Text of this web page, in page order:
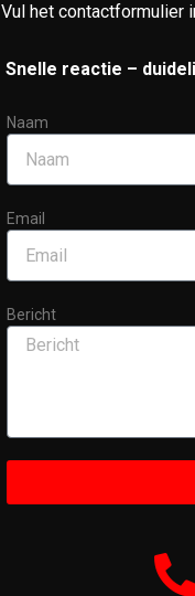
Vul het contactformulier
Snelle reactie –
Naam
Email
Bericht